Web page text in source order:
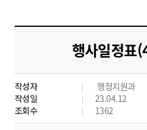
도
시
군
행사일정표
작성자
행정지원과
작성일
23.04.12
조회수
1362